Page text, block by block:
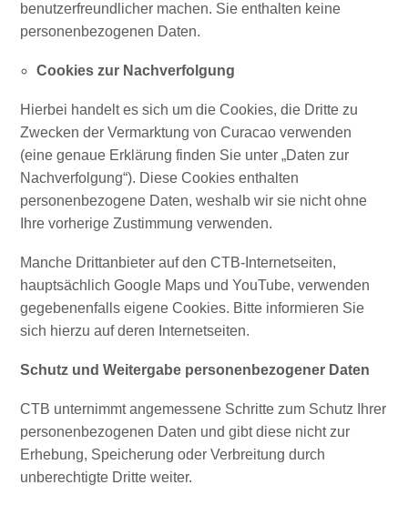
Blue
Wave
Aktivitäten
Familienfreundlich
Kultur
&
Essen
Planen
Ihre
Reise
Tauchen
The
Wave
Updates
Neueste
Aktivitäten
Familienfreundlich
benutzerfreundlicher machen. Sie enthalten keine
personenbezogenen Daten.
Cookies zur Nachverfolgung
Hierbei handelt es sich um die Cookies, die Dritte zu
Zwecken der Vermarktung von Curacao verwenden
(eine genaue Erklärung finden Sie unter „Daten zur
Nachverfolgung“). Diese Cookies enthalten
personenbezogene Daten, weshalb wir sie nicht ohne
Ihre vorherige Zustimmung verwenden.
Manche Drittanbieter auf den CTB-Internetseiten,
hauptsächlich Google Maps und YouTube, verwenden
gegebenenfalls eigene Cookies. Bitte informieren Sie
sich hierzu auf deren Internetseiten.
Schutz und Weitergabe personenbezogener Daten
CTB unternimmt angemessene Schritte zum Schutz Ihrer
personenbezogenen Daten und gibt diese nicht zur
Erhebung, Speicherung oder Verbreitung durch
unberechtigte Dritte weiter.